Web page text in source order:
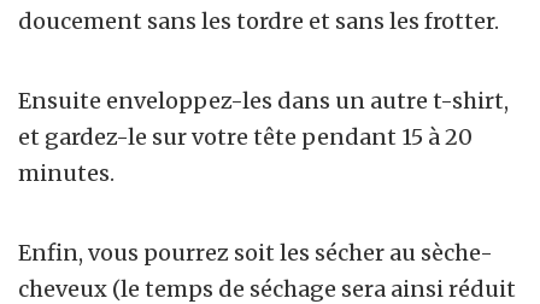
doucement sans les tordre et sans les frotter.
Ensuite enveloppez-les dans un autre t-shirt,
et gardez-le sur votre tête pendant 15 à 20
minutes.
Enfin, vous pourrez soit les sécher au sèche-
cheveux (le temps de séchage sera ainsi réduit